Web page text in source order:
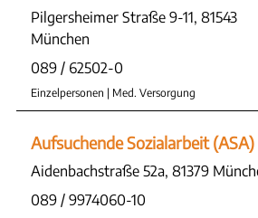
Pilgersheimer Straße 9-11, 81543
München
089 / 62502-0
Einzelpersonen | Med. Versorgung
Aufsuchende Sozialarbeit (ASA)
Aidenbachstraße 52a, 81379
089 / 9974060-10